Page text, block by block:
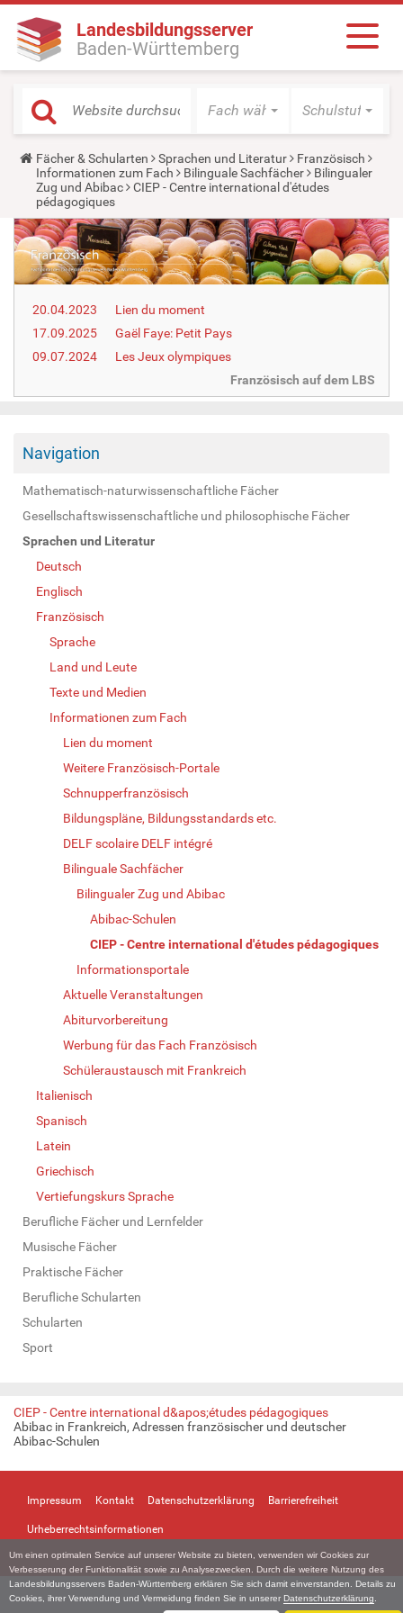
Um einen optimalen Service auf unserer Website zu bieten, verwenden wir Cookies zur
Verbesserung der Funktionalität sowie zu Analysezwecken. Durch die weitere Nutzung des
Landesbildungsservers Baden-Württemberg erklären Sie sich damit einverstanden. Details zu
Cookies, ihrer Verwendung und Vermeidung finden Sie in unserer Datenschutzerklärung
Landesbildungsserver
Baden-Württemberg
Fach wählen Schulstufe
Y
o
u
a
r
e
h
e
r
e
Fächer & Schularten Sprachen und Literatur
Französisch
Informationen zum Fach
Bilinguale Sachfächer
Bilingualer
Zug und Abibac
CIEP - Centre international d'études
pédagogiques
20.04.2023
Lien du moment
17.09.2025
Gaël Faye: Petit Pays
09.07.2024
Les Jeux olympiques
Französisch auf dem LBS
Navigation
Mathematisch-naturwissenschaftliche Fächer
Gesellschaftswissenschaftliche und philosophische Fächer
Sprachen und Literatur
Deutsch
Englisch
Französisch
Sprache
Land und Leute
Texte und Medien
Informationen zum Fach
Lien du moment
Weitere Französisch-Portale
Schnupperfranzösisch
Bildungspläne, Bildungsstandards etc.
DELF scolaire DELF intégré
Bilinguale Sachfächer
Bilingualer Zug und Abibac
Abibac-Schulen
CIEP - Centre international d'études pédagogiques
Informationsportale
Aktuelle Veranstaltungen
Abiturvorbereitung
Werbung für das Fach Französisch
Schüleraustausch mit Frankreich
Italienisch
Spanisch
Latein
Griechisch
Vertiefungskurs Sprache
Berufliche Fächer und Lernfelder
Musische Fächer
Praktische Fächer
Berufliche Schularten
Schularten
Sport
CIEP - Centre international d&apos;études pédagogiques
Abibac in Frankreich, Adressen französischer und deutscher
Abibac-Schulen
Impressum Kontakt Datenschutzerklärung Barrierefreiheit
Urheberrechtsinformationen